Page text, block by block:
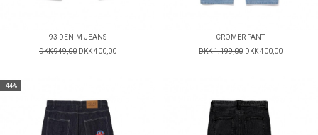
93 DENIM JEANS
DKK 949,00 DKK 400,00
CROMER PANT
DKK 1.199,00 DKK 400,00
-44%